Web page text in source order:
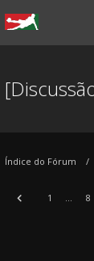
Índice do Fórum
1 ... 8